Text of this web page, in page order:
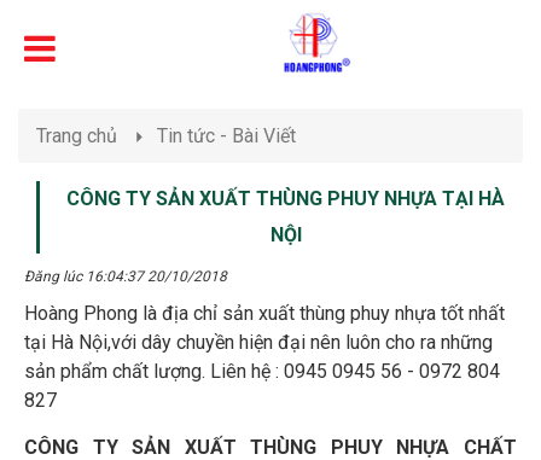
Trang chủ Tin tức - Bài Viết
CÔNG TY SẢN XUẤT THÙNG PHUY NHỰA TẠI HÀ
NỘI
Đăng lúc 16:04:37 20/10/2018
Hoàng Phong là địa chỉ sản xuất thùng phuy nhựa tốt nhất
tại Hà Nội,với dây chuyền hiện đại nên luôn cho ra những
sản phẩm chất lượng. Liên hệ : 0945 0945 56 - 0972 804
827
CÔNG TY SẢN XUẤT THÙNG PHUY NHỰA CHẤT